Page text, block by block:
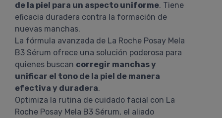
de la piel para un aspecto uniforme. Tiene
eficacia duradera contra la formación de
nuevas manchas.
La fórmula avanzada de La Roche Posay Mela
B3 Sérum ofrece una solución poderosa para
quienes buscan corregir manchas y
unificar el tono de la piel de manera
efectiva y duradera.
Optimiza la rutina de cuidado facial con La
Roche Posay Mela B3 Sérum, el aliado